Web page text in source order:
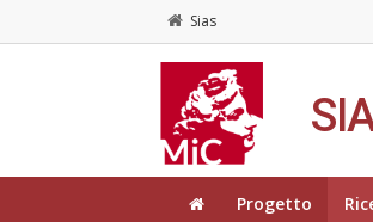
Sias
Progetto